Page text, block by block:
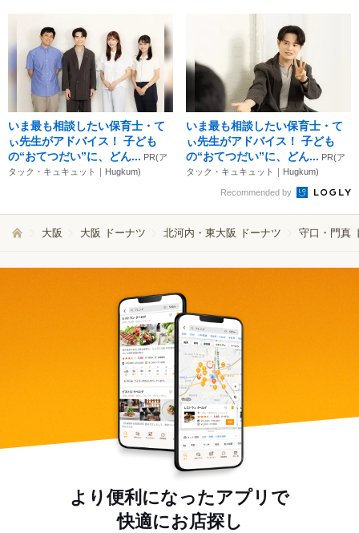
いま最も相談したい保育士・て
ぃ先生がアドバイス！ 子ども
の“おてつだい”に、どん... PR(ア
タック・キュキュット｜Hugkum)
いま最も相談したい保育士・て
ぃ先生がアドバイス！ 子ども
の“おてつだい”に、どん... PR(ア
タック・キュキュット｜Hugkum)
Recommended by
大阪 大阪 ドーナツ 北河内・東大阪 ドーナツ 守口・門真
より便利になったアプリで
快適にお店探し